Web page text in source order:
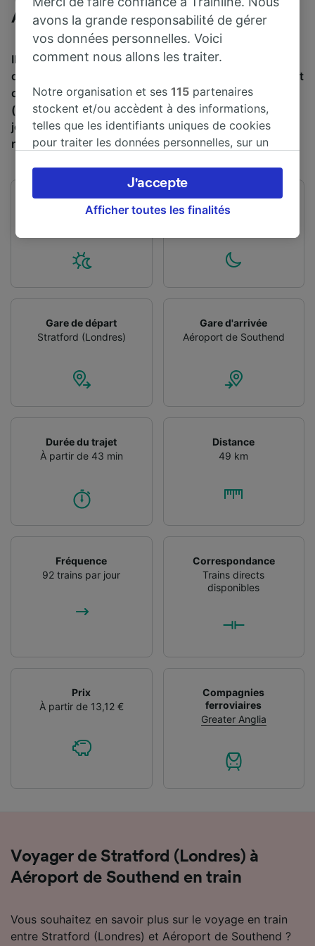
Aéroport de Southend
Il faut en moyenne 49 min pour parcourir en train la
distance de 49 km entre Stratford (Londres) et Aéroport
de Southend . Environ 92 trains partent de Stratford
(Londres) et arrivent à Aéroport de Southend chaque
jour, et il est possible de trouver des billets à 13,12 € en
réservant à l’avance.
Premier train
03:37
Dernier train
01:00
Gare de départ
Stratford (Londres)
Gare d'arrivée
Aéroport de Southend
Durée du trajet
À partir de 43 min
Distance
49 km
Fréquence
92 trains par jour
Correspondance
Trains directs
disponibles
Prix
À partir de 13,12 €
Compagnies
ferroviaires
Greater Anglia
Voyager de Stratford (Londres) à
Aéroport de Southend en train
Vous souhaitez en savoir plus sur le voyage en train
entre Stratford (Londres) et Aéroport de Southend ?
avons la grande responsabilité de gérer
vos données personnelles. Voici
comment nous allons les traiter.
Notre organisation et ses115 partenaires
stockent et/ou accèdent à des informations,
telles que les identifiants uniques de cookies
pour traiter les données personnelles, sur un
préférences, notamment en exerçant votre
droit d’opposition à l’intérêt légitime, en
cliquant ci-dessous ou à tout moment sur la
et n’affecteront pas les données de navigation.
Nos équipes ainsi que nos partenaires
finalités suivantes :
Utiliser des données de géolocalisation
précises. Analyser activement les
caractéristiques de l’appareil pour
informations sur un appareil. Publicités et
contenu personnalisés, mesure de
études d’audience et développement de
services.
Liste de nos partenaires (fournisseurs)
Afficher toutes les finalités
J'accepte